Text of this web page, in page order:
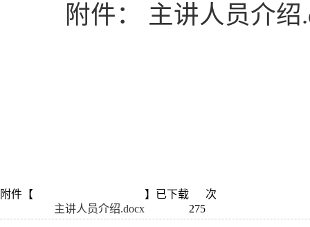
附件： 主讲人员介绍
附件【 主讲人员介绍.docx】已下载275次